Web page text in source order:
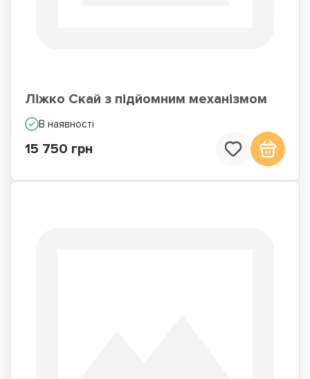
Односпальні ліжка
матрацом
Ліжко Скай з підйомним механізмом
В наявності
15 750 грн